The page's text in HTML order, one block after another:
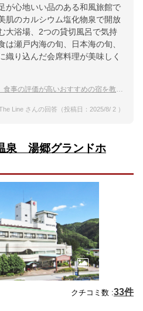
が心地いい品のある和風旅館で
肌のカルシウム塩化物泉で開放
大浴場、2つの貸切風呂で気持
は瀬戸内海の旬、日本海の旬、
織り込んだ会席料理が美味しく
事の評価が高いおすすめの宿を教えて
Line さんの回答（投稿日：2025/8/ 2 ）
泉 湯郷グランドホ
クチコミ数 :33件